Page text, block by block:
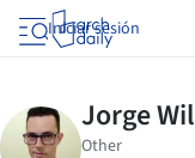
Iniciar sesión